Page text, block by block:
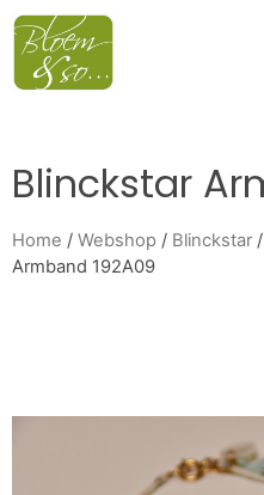
Blinckstar
Home / Webshop / Blinckstar /
Armband 192A09